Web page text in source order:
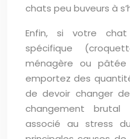
chats peu buveurs à
Enfin, si votre
spécifique
ménagère ou pâtée
emportez des
de devoir changer
changement brutal
associé au stress